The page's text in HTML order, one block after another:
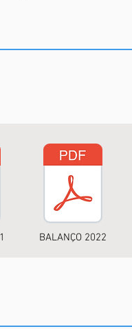
BALANÇO 2022